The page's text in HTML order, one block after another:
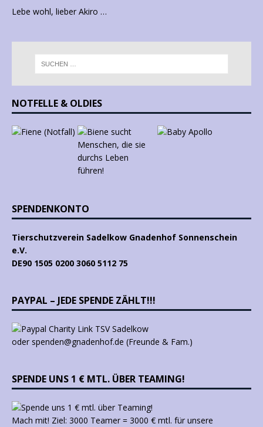
Lebe wohl, lieber Akiro …
NOTFELLE & OLDIES
SPENDENKONTO
Tierschutzverein Sadelkow Gnadenhof Sonnenschein
e.V.
DE90 1505 0200 3060 5112 75
PAYPAL – JEDE SPENDE ZÄHLT!!!
oder spenden@gnadenhof.de (Freunde & Fam.)
SPENDE UNS 1 € MTL. ÜBER TEAMING!
Mach mit! Ziel: 3000 Teamer = 3000 € mtl. für unsere